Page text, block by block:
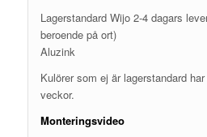
Lagerstandard Wijo 2-4 dagars
beroende på ort)
Aluzink
Kulörer som ej är lagerstandard
veckor.
Monteringsvideo